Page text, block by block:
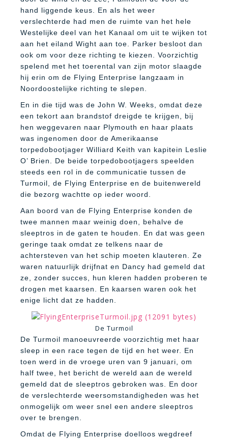
hand liggende keus. En als het weer
verslechterde had men de ruimte van het hele
Westelijke deel van het Kanaal om uit te wijken tot
aan het eiland Wight aan toe. Parker besloot dan
ook om voor deze richting te kiezen. Voorzichtig
spelend met het toerental van zijn motor slaagde
hij erin om de Flying Enterprise langzaam in
Noordoostelijke richting te slepen.
En in die tijd was de John W. Weeks, omdat deze
een tekort aan brandstof dreigde te krijgen, bij
hen weggevaren naar Plymouth en haar plaats
was ingenomen door de Amerikaanse
torpedobootjager Williard Keith van kapitein Leslie
O’ Brien. De beide torpedobootjagers speelden
steeds een rol in de communicatie tussen de
Turmoil, de Flying Enterprise en de buitenwereld
die bezorg wachtte op ieder woord.
Aan boord van de Flying Enterprise konden de
twee mannen maar weinig doen, behalve de
sleeptros in de gaten te houden. En dat was geen
geringe taak omdat ze telkens naar de
achtersteven van het schip moeten klauteren. Ze
waren natuurlijk drijfnat en Dancy had gemeld dat
ze, zonder succes, hun kleren hadden proberen te
drogen met kaarsen. En kaarsen waren ook het
enige licht dat ze hadden.
De Turmoil
De Turmoil manoeuvreerde voorzichtig met haar
sleep in een race tegen de tijd en het weer. En
toen werd in de vroege uren van 9 januari, om
half twee, het bericht de wereld aan de wereld
gemeld dat de sleeptros gebroken was. En door
de verslechterde weersomstandigheden was het
onmogelijk om weer snel een andere sleeptros
over te brengen.
Omdat de Flying Enterprise doelloos wegdreef